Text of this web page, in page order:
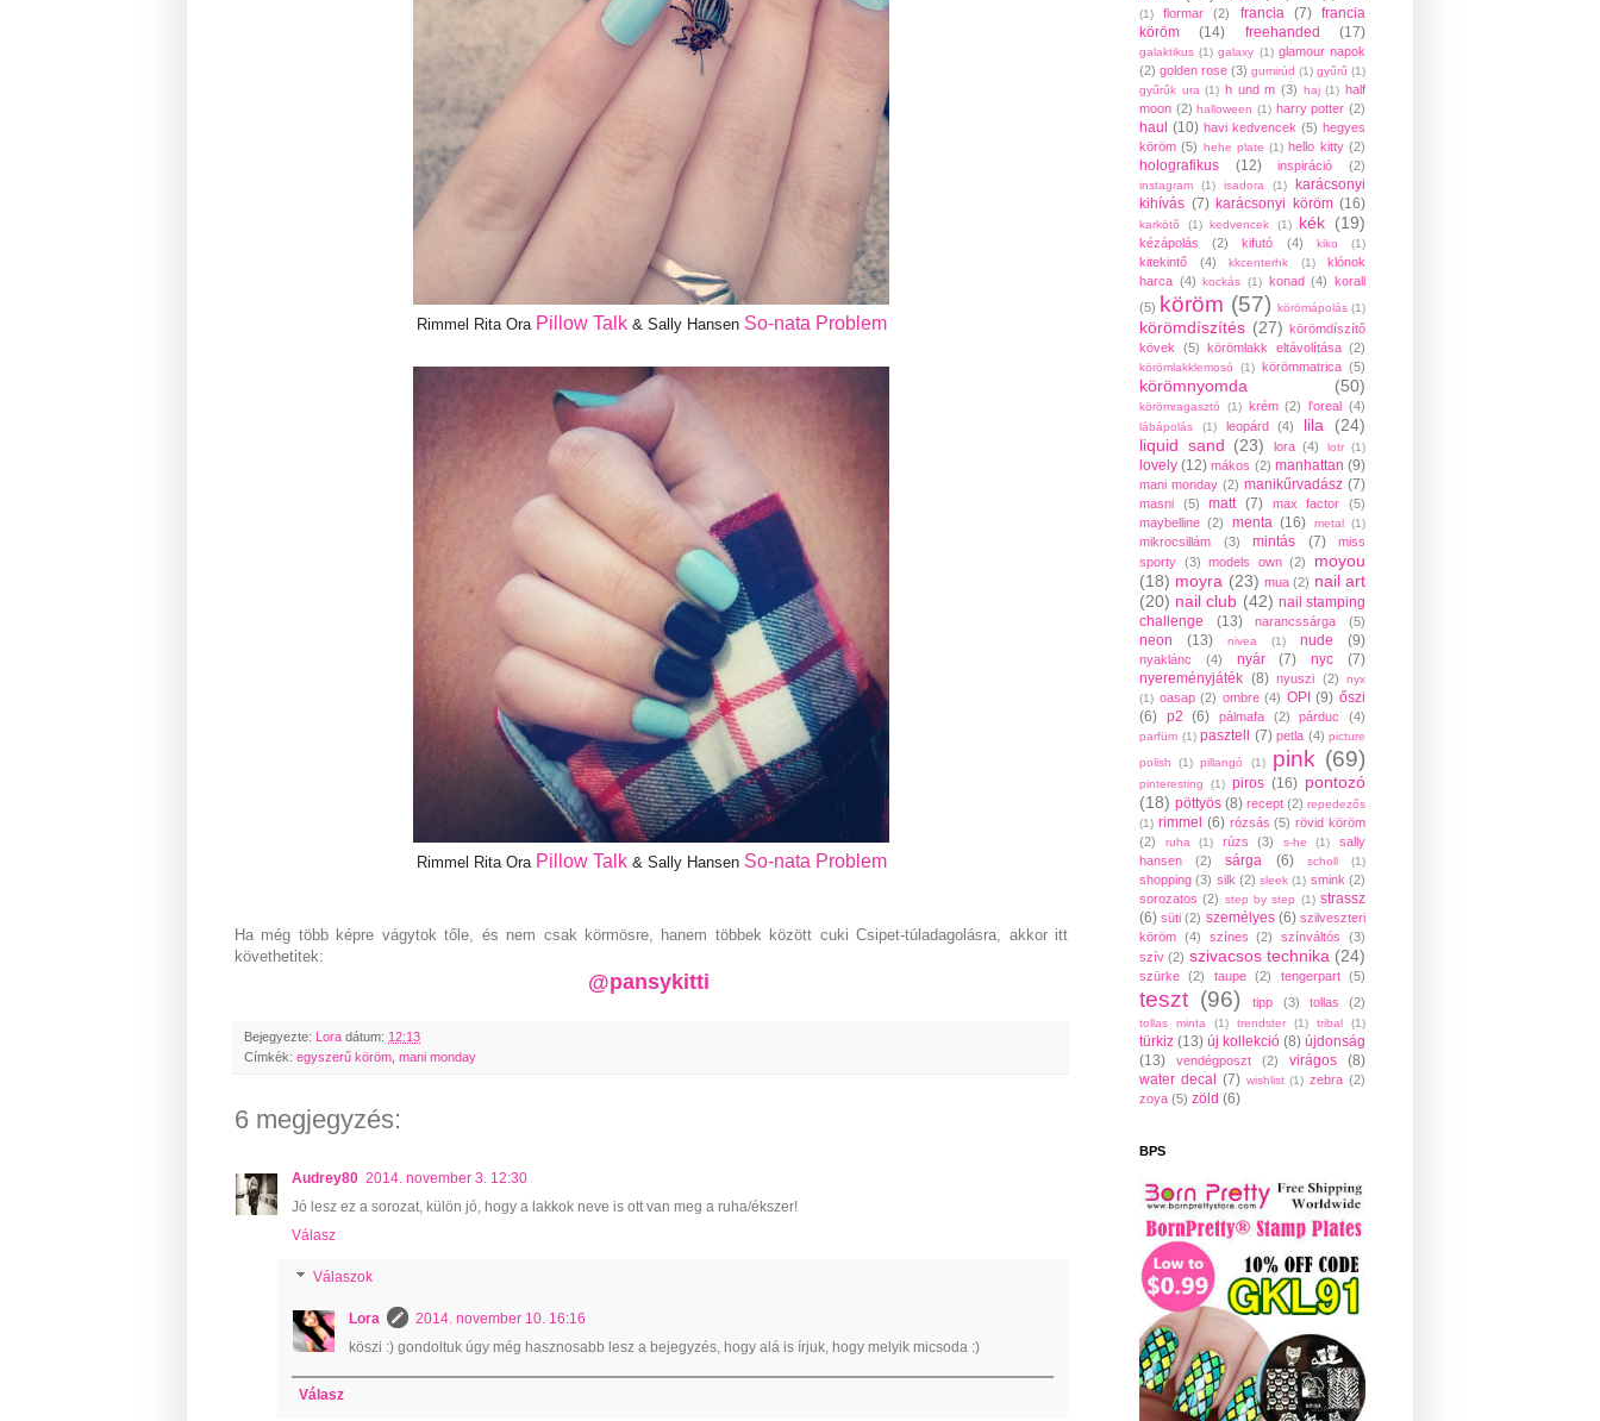
Rimmel Rita Ora Pillow Talk& Sally Hansen So-nata Problem
Rimmel Rita Ora Pillow Talk& Sally Hansen So-nata Problem
Ha még több képre vágytok tőle, és nem csak körmösre, hanem többek között cuki Csipet-túladagolásra, akkor itt
követhetitek:
@pansykitti
Bejegyezte: Lora dátum: 12:13
Címkék: egyszerű köröm, mani monday
6 megjegyzés:
Audrey80 2014. november 3. 12:30
Jó lesz ez a sorozat, külön jó, hogy a lakkok neve is ott van meg a ruha/ékszer!
Válasz
Válaszok
Lora
2014. november 10. 16:16
köszi :) gondoltuk úgy még hasznosabb lesz a bejegyzés, hogy alá is írjuk, hogy melyik micsoda :)
Válasz
(1)
flormar (2) francia (7) francia
köröm
(14) freehanded (17)
galaktikus (1) galaxy (1) glamour napok
(2) golden rose (3) gumirúd (1) gyűrű (1)
gyűrűk ura (1) h und m (3) haj (1) half
moon (2) halloween (1) harry potter (2)
haul (10) havi kedvencek (5) hegyes
köröm (5) hehe plate (1) hello kitty (2)
holografikus (12) inspiráció (2)
instagram (1) isadora (1)
karácsonyi
kihívás (7) karácsonyi köröm (16)
karkötő (1) kedvencek (1) kék (19)
kézápolás (2) kifutó (4) kiko (1)
kitekintő (4) kkcenterhk (1)
klónok
harca (4) kockás (1) konad (4) korall
(5) köröm (57) körömápolás (1)
körömdíszítés (27) körömdíszítő
kövek
(5) körömlakk eltávolítása (2)
körömlakklemosó (1) körömmatrica (5)
körömnyomda (50)
körömragasztó (1) krém (2) l'oreal (4)
lábápolás (1) leopárd (4) lila
(24)
liquid sand (23) lora (4) lotr (1)
lovely (12) mákos (2) manhattan (9)
mani monday (2) manikűrvadász (7)
masni (5) matt (7) max factor
(5)
maybelline (2) menta (16) metal (1)
mikrocsillám (3) mintás (7)
miss
sporty (3) models own (2)
moyou
(18) moyra (23) mua (2) nail art
(20) nail club (42) nail stamping
challenge
(13) narancssárga (5)
neon (13) nivea (1) nude (9)
nyaklánc (4) nyár (7) nyc
(7)
nyereményjáték (8) nyuszi (2)
nyx
(1) oasap (2) ombre (4) OPI (9) őszi
(6) p2 (6) pálmafa (2) párduc (4)
parfüm (1) pasztell (7) petla (4) picture
polish
(1) pillangó (1) pink (69)
pinteresting (1) piros (16) pontozó
(18) pöttyös (8) recept (2) repedezős
(1) rimmel (6) rózsás (5) rövid köröm
(2)
ruha (1) rúzs (3) s-he (1)
sally
hansen
(2) sárga (6) scholl (1)
shopping (3) silk (2) sleek (1) smink (2)
sorozatos (2) step by step (1) strassz
(6) süti (2) személyes (6) szilveszteri
köröm (4) színes (2) színváltós
(3)
szív (2) szivacsos technika (24)
szürke (2) taupe (2) tengerpart (5)
teszt (96) tipp (3) tollas (2)
tollas minta (1) trendster (1) tribal (1)
türkiz (13) új kollekció (8) újdonság
(13)
vendégposzt (2) virágos
(8)
water decal (7) wishlist (1) zebra (2)
zoya (5) zöld (6)
BPS